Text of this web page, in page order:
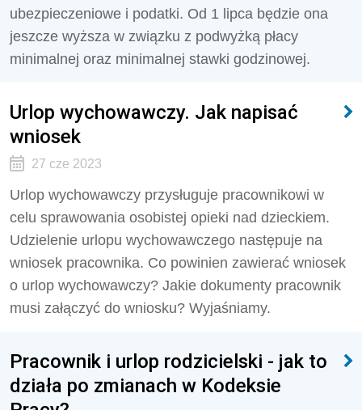
ubezpieczeniowe i podatki. Od 1 lipca będzie ona
jeszcze wyższa w związku z podwyżką płacy
minimalnej oraz minimalnej stawki godzinowej.
Urlop wychowawczy. Jak napisać
wniosek
27 cze 2023
Urlop wychowawczy przysługuje pracownikowi w
celu sprawowania osobistej opieki nad dzieckiem.
Udzielenie urlopu wychowawczego następuje na
wniosek pracownika. Co powinien zawierać wniosek
o urlop wychowawczy? Jakie dokumenty pracownik
musi załączyć do wniosku? Wyjaśniamy.
Pracownik i urlop rodzicielski - jak to
działa po zmianach w Kodeksie